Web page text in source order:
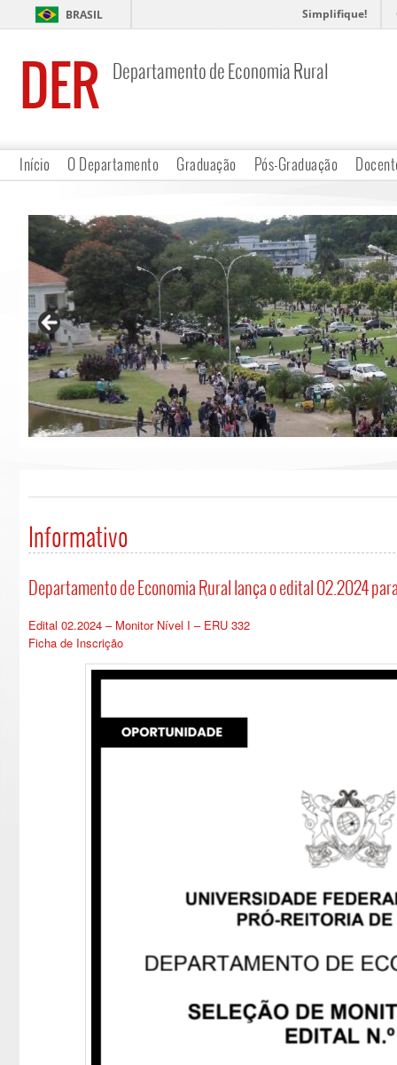
BRASIL Simplifique!
DER Departamento de Economia Rural
Início O Departamento Graduação Pós-Graduação
Informativo
Departamento de Economia Rural lança o edital 02.2024
Edital 02.2024 – Monitor Nível I – ERU 332
Ficha de Inscrição